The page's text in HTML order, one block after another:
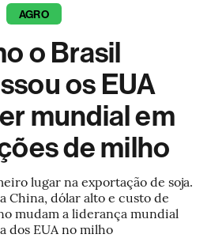
AGRO
o Brasil
os EUA
mundial em
de milho
lugar na exportação de soja.
China, dólar alto e custo de
mudam a liderança mundial
dos EUA no milho